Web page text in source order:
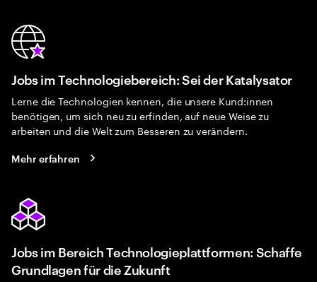
Jobs im Technologiebereich: Sei der Katalysator
Lerne die Technologien kennen, die unsere Kund:innen
benötigen, um sich neu zu erfinden, auf neue Weise zu
arbeiten und die Welt zum Besseren zu verändern.
Mehr erfahren
Jobs im Bereich Technologieplattformen: Schaffe
Grundlagen für die Zukunft